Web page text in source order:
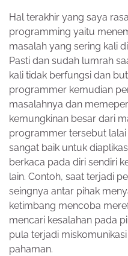
Hal terakhir yang saya
programming yaitu
masalah yang sering kali
Pasti dan sudah lumrah
kali tidak berfungsi dan
programmer kemudian
masalahnya dan
kemungkinan besar dari
programmer tersebut lalai
sangat baik untuk
berkaca pada diri sendiri
lain. Contoh, saat terjadi
seingnya antar pihak
ketimbang mencoba
mencari kesalahan pada
pula terjadi
pahaman.